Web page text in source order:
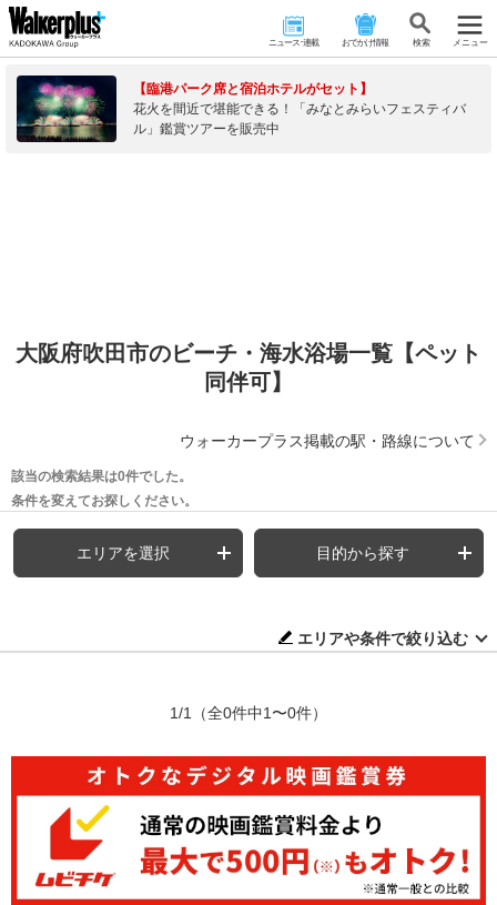
ニュース･連載 おでかけ情報 検 索 メニュー
【臨港パーク席と宿泊ホテルがセット】
花火を間近で堪能できる！「みなとみらいフェスティバ
ル」鑑賞ツアーを販売中
大阪府吹田市のビーチ・海水浴場一覧【ペット
同伴可】
ウォーカープラス掲載の駅・路線について
該当の検索結果は0件でした。
条件を変えてお探しください。
エリアを選択 目的から探す
エリアや条件で絞り込む
1/1 （全0件中1〜0件）